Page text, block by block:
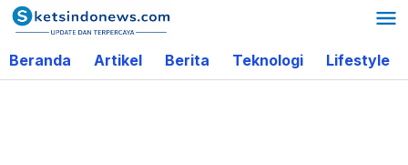
Lewati
ke
konten
Beranda Artikel Berita Teknologi Lifestyle